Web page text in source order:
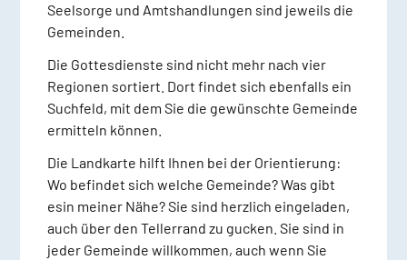
Seelsorge und Amtshandlungen sind jeweils die
Gemeinden.
Die Gottesdienste sind nicht mehr nach vier
Regionen sortiert. Dort findet sich ebenfalls ein
Suchfeld, mit dem Sie die gewünschte Gemeinde
ermitteln können.
Die Landkarte hilft Ihnen bei der Orientierung:
Wo befindet sich welche Gemeinde? Was gibt
esin meiner Nähe? Sie sind herzlich eingeladen,
auch über den Tellerrand zu gucken. Sie sind in
jeder Gemeinde willkommen, auch wenn Sie